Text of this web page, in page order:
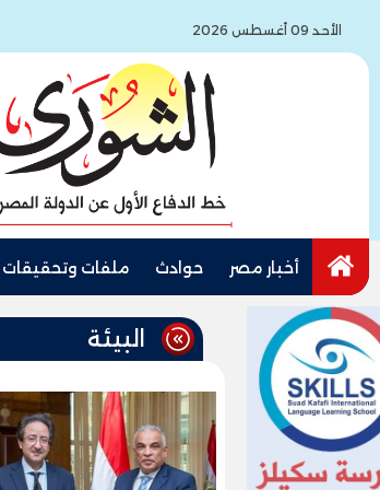
الأحد 09 أغسطس 2026
أخبار مصر حوادث ملفات وتحقيقات
البيئة